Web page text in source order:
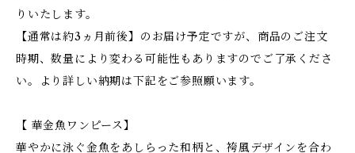
りいたします。
【通常は約3ヵ月前後】のお届け予定ですが、商品のご注文
時期、数量により変わる可能性もありますのでご了承くださ
い。より詳しい納期は下記をご参照願います。
【 華金魚ワンピース】
華やかに泳ぐ金魚をあしらった和柄と、袴風デザインを合わ